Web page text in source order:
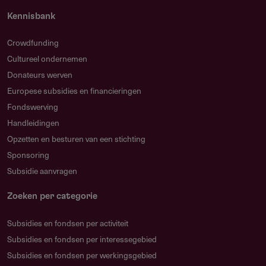
Instelling is gevestigd binnen het Koninkrijk en
Activiteitenprogramma vormt de kerntaak van de
instelling
Gevraagde subsidie tussen 50.000 en 125.000 euro per
kalenderjaar
Maximaal 80% van de directe activiteitenlasten wordt
gesubsidieerd (minimaal 20% cofinanciering)
Sluitende begroting volgens vastgesteld format
Reflectie op Governance Code Cultuur en Fair Practice
Code
Kennisbank
Crowdfunding
Cultureel ondernemen
Donateurs werven
Europese subsidies en financieringen
Fondswerving
Handleidingen
Opzetten en besturen van een stichting
Sponsoring
Subsidie aanvragen
Zoeken per categorie
Subsidies en fondsen per activiteit
Subsidies en fondsen per interessegebied
Subsidies en fondsen per werkingsgebied